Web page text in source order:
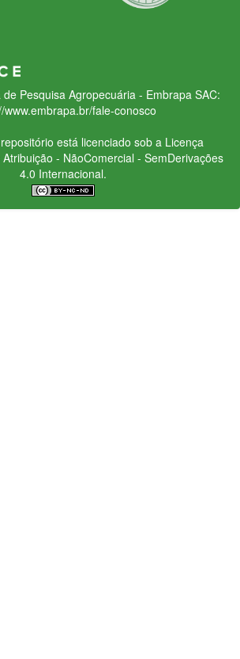
Pesquisa Agropecuária - Embrapa SAC:
www.embrapa.br/fale-conosco
está licenciado sob a Licença
Atribuição - NãoComercial - SemDerivações
4.0 Internacional.